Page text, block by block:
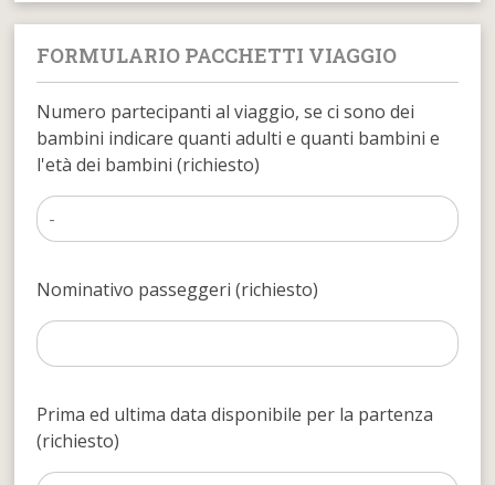
FORMULARIO PACCHETTI VIAGGIO
Numero partecipanti al viaggio, se ci sono dei
bambini indicare quanti adulti e quanti bambini e
l'età dei bambini (richiesto)
Nominativo passeggeri (richiesto)
Prima ed ultima data disponibile per la partenza
(richiesto)